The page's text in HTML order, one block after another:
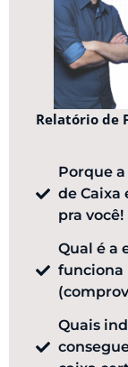
Relatório de
Porque
de Caixa
pra você!
Qual é a
funciona
Quais